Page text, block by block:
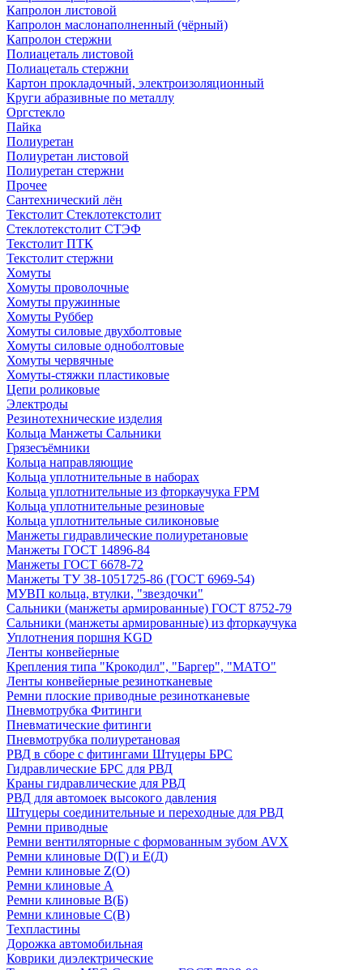
Капролон листовой
Капролон маслонаполненный (чёрный)
Капролон стержни
Полиацеталь листовой
Полиацеталь стержни
Картон прокладочный, электроизоляционный
Круги абразивные по металлу
Оргстекло
Пайка
Полиуретан
Полиуретан листовой
Полиуретан стержни
Прочее
Сантехнический лён
Текстолит Стеклотекстолит
Стеклотекстолит СТЭФ
Текстолит ПТК
Текстолит стержни
Хомуты
Хомуты проволочные
Хомуты пружинные
Хомуты Руббер
Хомуты силовые двухболтовые
Хомуты силовые одноболтовые
Хомуты червячные
Хомуты-стяжки пластиковые
Цепи роликовые
Электроды
Резинотехнические изделия
Кольца Манжеты Сальники
Грязесъёмники
Кольца направляющие
Кольца уплотнительные в наборах
Кольца уплотнительные из фторкаучука FPM
Кольца уплотнительные резиновые
Кольца уплотнительные силиконовые
Манжеты гидравлические полиуретановые
Манжеты ГОСТ 14896-84
Манжеты ГОСТ 6678-72
Манжеты ТУ 38-1051725-86 (ГОСТ 6969-54)
МУВП кольца, втулки, "звездочки"
Сальники (манжеты армированные) ГОСТ 8752-79
Сальники (манжеты армированные) из фторкаучука
Уплотнения поршня KGD
Ленты конвейерные
Крепления типа "Крокодил", "Баргер", "МАТО"
Ленты конвейерные резинотканевые
Ремни плоские приводные резинотканевые
Пневмотрубка Фитинги
Пневматические фитинги
Пневмотрубка полиуретановая
РВД в сборе с фитингами Штуцеры БРС
Гидравлические БРС для РВД
Краны гидравлические для РВД
РВД для автомоек высокого давления
Штуцеры соединительные и переходные для РВД
Ремни приводные
Ремни вентиляторные с формованным зубом AVX
Ремни клиновые D(Г) и Е(Д)
Ремни клиновые Z(О)
Ремни клиновые А
Ремни клиновые В(Б)
Ремни клиновые С(В)
Техпластины
Дорожка автомобильная
Коврики диэлектрические